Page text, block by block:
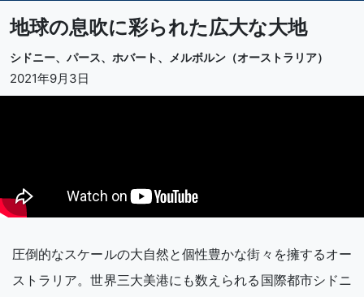
地球の息吹に彩られた広大な大地
シドニー、パース、ホバート、メルボルン（オーストラリア）
2021年9月3日
圧倒的なスケールの大自然と個性豊かな街々を擁するオー
ストラリア。世界三大美港にも数えられる国際都市シドニ